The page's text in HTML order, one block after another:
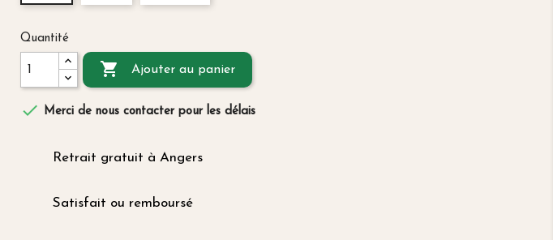
Quantité
 Ajouter au panier
 Merci de nous contacter pour les délais
Retrait gratuit à Angers
Satisfait ou remboursé